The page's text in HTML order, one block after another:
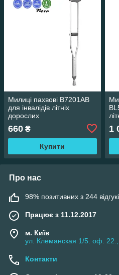
Милиці пахвові B7201AB
для інвалідів літніх
дорослих
660 ₴
Купити
1
Про нас
98% позитивних з 244
Працює з 11.12.2017
м. Київ
ул. Клеманская 1/5. оф. 22.,
Контакти